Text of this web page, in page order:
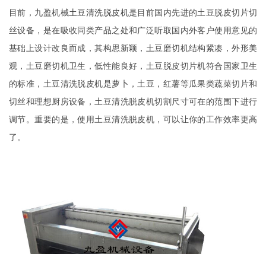
目前，九盈机械土豆清洗脱皮机是目前国内先进的土豆脱皮切片切
丝设备，是在吸收同类产品之处和广泛听取国内外客户使用意见的
基础上设计改良而成，其构思新颖，土豆磨切机结构紧凑，外形美
观，土豆磨切机卫生，低性能良好，土豆脱皮切片机符合国家卫生
的标准，土豆清洗脱皮机是萝卜，土豆，红薯等瓜果类蔬菜切片和
切丝和理想厨房设备，土豆清洗脱皮机切割尺寸可在的范围下进行
调节。重要的是，使用土豆清洗脱皮机，可以让你的工作效率更高
了。